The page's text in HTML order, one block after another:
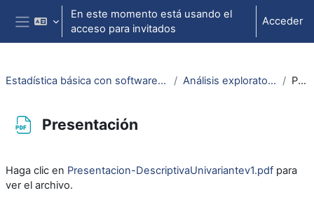
Salta al contenido principal
Panel lateral
En este momento está usando el
acceso para invitados
Acceder
Estadística básica con software específico y de propósito general con carácter multidisciplinar Análisis exploratorio de datos: descriptiva de una variable Presentación
Presentación
Haga clic en Presentacion-DescriptivaUnivariantev1.pdf para
ver el archivo.